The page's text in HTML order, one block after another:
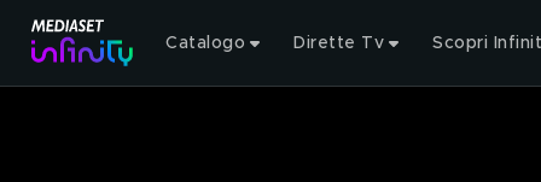
Catalogo Dirette Tv Scopri